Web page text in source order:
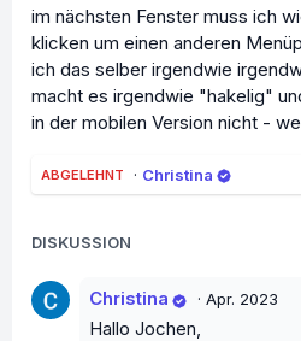
im nächsten Fenster muss ich
klicken um einen anderen
ich das selber irgendwie
macht es irgendwie "hakelig"
in der mobilen Version nicht -
ABGELEHNT · Christina
DISKUSSION
Christina · Apr. 2023
Hallo Jochen,